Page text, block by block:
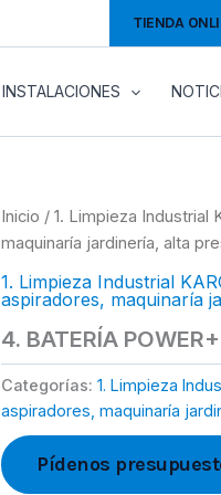
TIENDA
INSTALACIONES
Inicio / 1. Limpieza Industrial
maquinaría jardinería, alta
1. Limpieza Industrial
aspiradores, maquinaría
4. BATERÍA
Categorías: 1. Limpieza
aspiradores, maquinaría
Pídenos